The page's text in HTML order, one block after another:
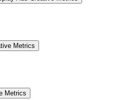
Metrics
Metrics